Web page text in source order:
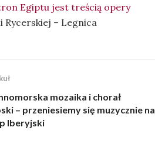
Egiptu jest treścią opery
Rycerskiej – Legnica
mozaika i chorał
– przeniesiemy się muzycznie na
Iberyjski